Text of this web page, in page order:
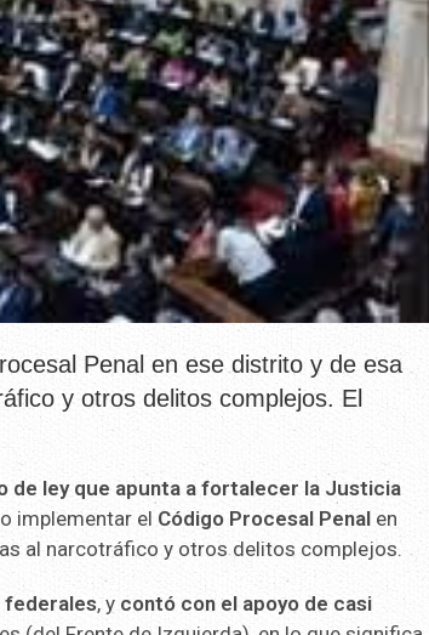
Penal en ese distrito y de esa
y otros delitos complejos. El
de ley que apunta a fortalecer la Justicia
implementar el Código Procesal Penal en
al narcotráfico y otros delitos complejos.
federales, y contó con el apoyo de casi